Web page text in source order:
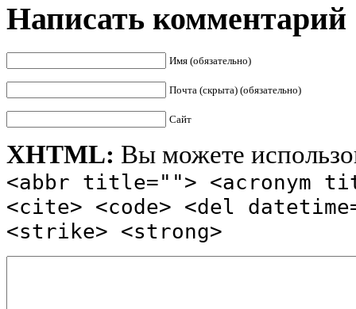
Написать комментарий
Имя (обязательно)
Почта (скрыта) (обязательно)
Сайт
XHTML: Вы можете
<abbr title=""> <acronym
<cite> <code> <del
<strike> <strong>